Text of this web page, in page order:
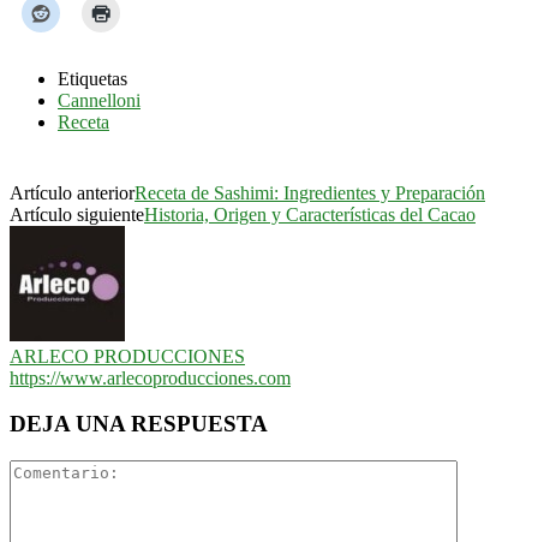
Etiquetas
Cannelloni
Receta
Artículo anteriorReceta de Sashimi: Ingredientes y Preparación
Artículo siguienteHistoria, Origen y Características del Cacao
ARLECO PRODUCCIONES
https://www.arlecoproducciones.com
DEJA UNA RESPUESTA